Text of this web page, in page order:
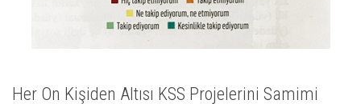
Her On Kişiden Altısı KSS Projelerini Samimi